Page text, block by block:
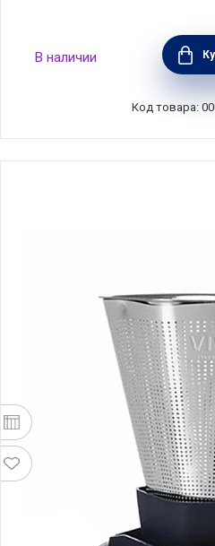
Ситечко для
8х3,8 см, материал
силикон, Viva
В наличии
Код товара: